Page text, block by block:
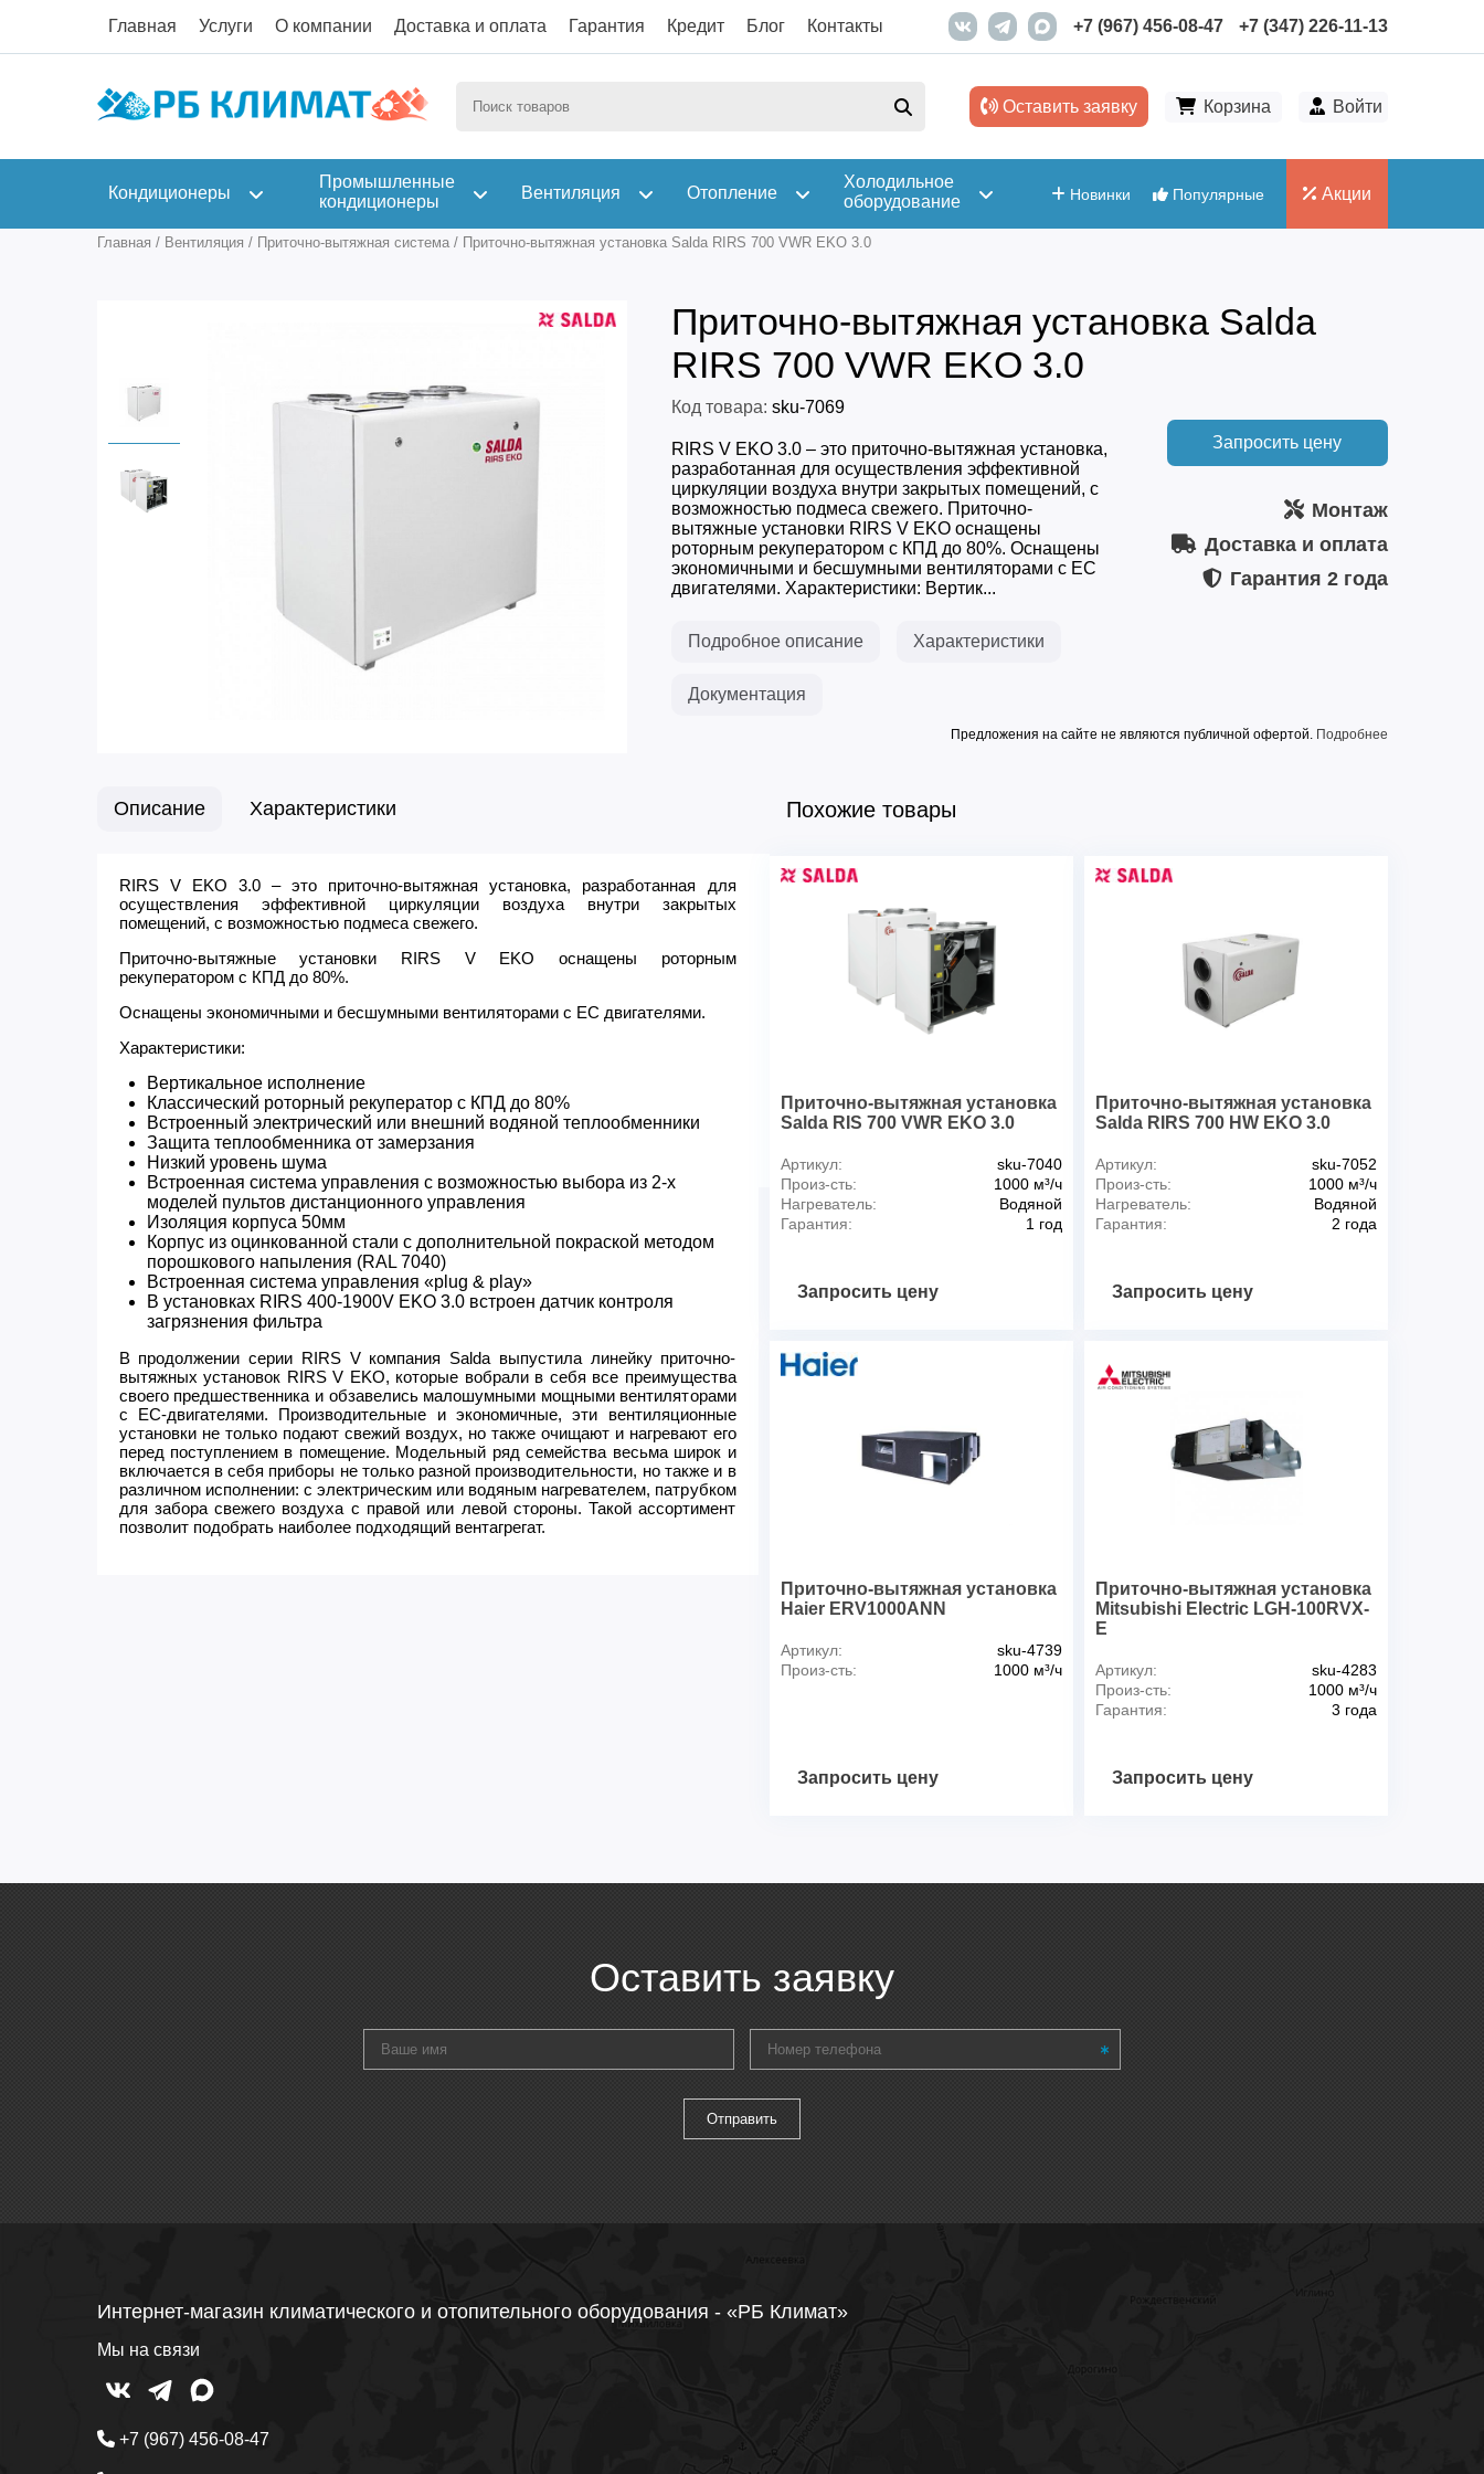
Главная Услуги О компании Доставка и оплата Гарантия Кредит Блог Контакты +7 (967) 456-08-47 +7 (347) 226-11-13
Оставить заявку Корзина Войти
Новинки Популярные Акции
Кондиционеры
Промышленные
кондиционеры
Вентиляция Отопление
Холодильное
оборудование
Главная / Вентиляция / Приточно-вытяжная система / Приточно-вытяжная установка Salda RIRS 700 VWR EKO 3.0
Приточно-вытяжная установка Salda
RIRS 700 VWR EKO 3.0
Код товара: sku-7069
RIRS V EKO 3.0 – это приточно-вытяжная установка,
разработанная для осуществления эффективной
циркуляции воздуха внутри закрытых помещений, с
возможностью подмеса свежего. Приточно-
вытяжные установки RIRS V EKO оснащены
роторным рекуператором с КПД до 80%. Оснащены
экономичными и бесшумными вентиляторами с ЕС
двигателями. Характеристики: Вертик...
Подробное описание Характеристики
Документация
Запросить цену
Монтаж
Доставка и оплата
Гарантия 2 года
Предложения на сайте не являются публичной офертой. Подробнее
Описание Характеристики
RIRS V EKO 3.0 – это приточно-вытяжная установка, разработанная для
осуществления эффективной циркуляции воздуха внутри закрытых
помещений, с возможностью подмеса свежего.
Приточно-вытяжные установки RIRS V EKO оснащены роторным
рекуператором с КПД до 80%.
Оснащены экономичными и бесшумными вентиляторами с ЕС двигателями.
Характеристики:
Вертикальное исполнение
Классический роторный рекуператор с КПД до 80%
Встроенный электрический или внешний водяной теплообменники
Защита теплообменника от замерзания
Низкий уровень шума
Встроенная система управления с возможностью выбора из 2-х
моделей пультов дистанционного управления
Изоляция корпуса 50мм
Корпус из оцинкованной стали с дополнительной покраской методом
порошкового напыления (RAL 7040)
Встроенная система управления «plug & play»
В установках RIRS 400-1900V EKO 3.0 встроен датчик контроля
загрязнения фильтра
В продолжении серии RIRS V компания Salda выпустила линейку приточно-
вытяжных установок RIRS V EKO, которые вобрали в себя все преимущества
своего предшественника и обзавелись малошумными мощными вентиляторами
с ЕС-двигателями. Производительные и экономичные, эти вентиляционные
установки не только подают свежий воздух, но также очищают и нагревают его
перед поступлением в помещение. Модельный ряд семейства весьма широк и
включается в себя приборы не только разной производительности, но также и в
различном исполнении: с электрическим или водяным нагревателем, патрубком
для забора свежего воздуха с правой или левой стороны. Такой ассортимент
позволит подобрать наиболее подходящий вентагрегат.
Параметр / Модель
Расход воздуха max, м3/ч
Тип основного нагревателя
водяной
Мощность нагревателя, кВт
AVS 250*
Потребляемая мощность / сила тока установки, кВт/А
Электропитание, В/Ф/Гц
230/1/50
Уровень звукового давления (к окружению), дБА
Присоединительный размер, мм
250
Похожие товары
Приточно-вытяжная установка
Salda RIS 700 VWR EKO 3.0
Артикул:
sku-7040
Произ-сть:
1000 м³/ч
Нагреватель:
Водяной
Гарантия:
1 год
Запросить цену
Приточно-вытяжная установка
Salda RIRS 700 HW EKO 3.0
Артикул:
sku-7052
Произ-сть:
1000 м³/ч
Нагреватель:
Водяной
Гарантия:
2 года
Запросить цену
Приточно-вытяжная установка
Haier ERV1000ANN
Артикул:
sku-4739
Произ-сть:
1000 м³/ч
Запросить цену
Приточно-вытяжная установка
Mitsubishi Electric LGH-100RVX-
E
Артикул:
sku-4283
Произ-сть:
1000 м³/ч
Гарантия:
3 года
Запросить цену
Оставить заявку
Интернет-магазин климатического и отопительного оборудования - «РБ Климат»
Мы на связи
+7 (967) 456-08-47